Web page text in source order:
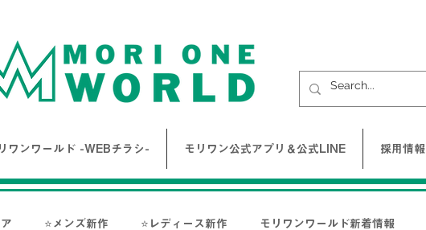
ワンワールド -WEBチラシ- モリワン公式アプリ＆公式LINE 採用情報
⭐メンズ新作 ⭐レディース新作 モリワンワールド新着情報